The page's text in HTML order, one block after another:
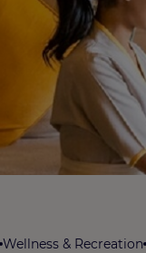
Wellness & Recreation